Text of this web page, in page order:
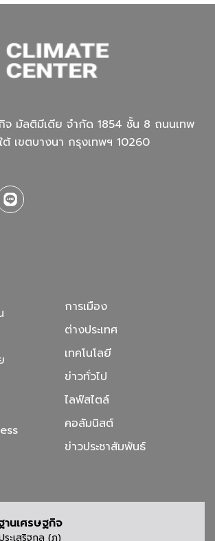
จ มัลติมีเดีย จํากัด 1854 ชั้น 8 ถนนเทพ
ต้ เขตบางนา กรุงเทพฯ 10260
การเมือง
ต่างประเทศ
เทคโนโลยี
ข่าวทั่วไป
ไลฟ์สไตล์
คอลัมนิสต์
ข่าวประชาสัมพันธ์
นเศรษฐกิจ
ะเสริฐกุล (ภู)